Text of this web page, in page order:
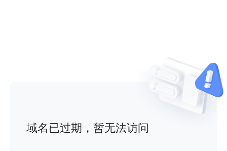
域名已过期，暂无法访问